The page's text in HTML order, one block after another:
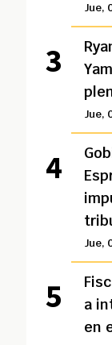
Jue,
Jue,
Jue,
a
en